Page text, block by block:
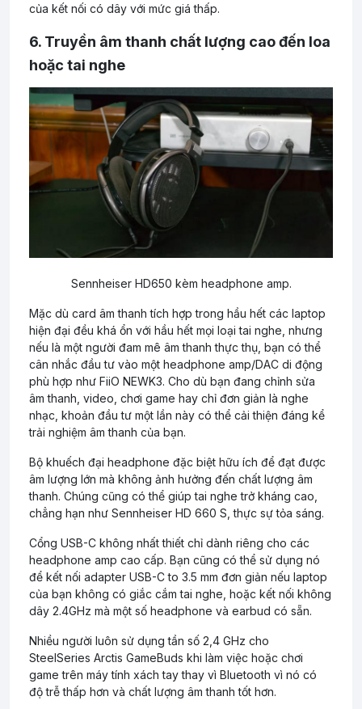
của kết nối có dây với mức giá thấp.
6. Truyền âm thanh chất lượng cao đến loa
hoặc tai nghe
Sennheiser HD650 kèm headphone amp.
Mặc dù card âm thanh tích hợp trong hầu hết các laptop
hiện đại đều khá ổn với hầu hết mọi loại tai nghe, nhưng
nếu là một người đam mê âm thanh thực thụ, bạn có thể
cân nhắc đầu tư vào một headphone amp/DAC di động
phù hợp như FiiO NEWK3. Cho dù bạn đang chỉnh sửa
âm thanh, video, chơi game hay chỉ đơn giản là nghe
nhạc, khoản đầu tư một lần này có thể cải thiện đáng kể
trải nghiệm âm thanh của bạn.
Bộ khuếch đại headphone đặc biệt hữu ích để đạt được
âm lượng lớn mà không ảnh hưởng đến chất lượng âm
thanh. Chúng cũng có thể giúp tai nghe trở kháng cao,
chẳng hạn như Sennheiser HD 660 S, thực sự tỏa sáng.
Cổng USB-C không nhất thiết chỉ dành riêng cho các
headphone amp cao cấp. Bạn cũng có thể sử dụng nó
để kết nối adapter USB-C to 3.5 mm đơn giản nếu laptop
của bạn không có giắc cắm tai nghe, hoặc kết nối không
dây 2.4GHz mà một số headphone và earbud có sẵn.
Nhiều người luôn sử dụng tần số 2,4 GHz cho
SteelSeries Arctis GameBuds khi làm việc hoặc chơi
game trên máy tính xách tay thay vì Bluetooth vì nó có
độ trễ thấp hơn và chất lượng âm thanh tốt hơn.